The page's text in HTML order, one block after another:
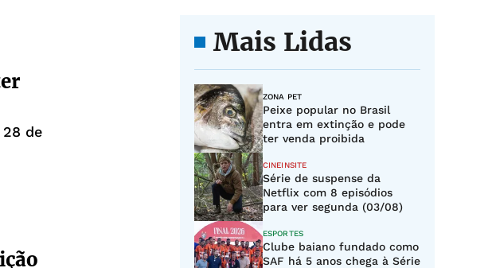
de
Mais Lidas
ZONA PET
Peixe popular no Brasil
entra em extinção e pode
ter venda proibida
CINEINSITE
Série de suspense da
Netflix com 8 episódios
para ver segunda (03/08)
ESPORTES
Clube baiano fundado como
SAF há 5 anos chega à Série